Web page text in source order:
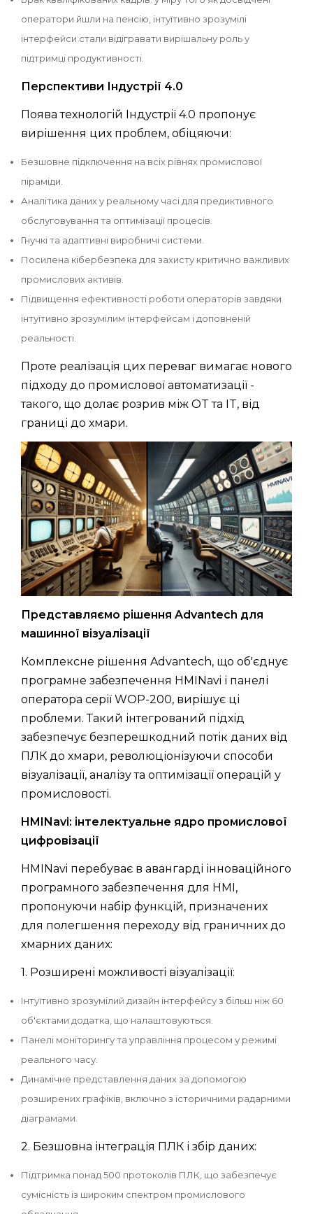
оператори йшли на пенсію, інтуїтивно зрозумілі
інтерфейси стали відігравати вирішальну роль у
підтримці продуктивності.
Перспективи Індустрії 4.0
Поява технологій Індустрії 4.0 пропонує
вирішення цих проблем, обіцяючи:
Безшовне підключення на всіх рівнях промислової
піраміди.
Аналітика даних у реальному часі для предиктивного
обслуговування та оптимізації процесів.
Гнучкі та адаптивні виробничі системи.
Посилена кібербезпека для захисту критично важливих
промислових активів.
Підвищення ефективності роботи операторів завдяки
інтуїтивно зрозумілим інтерфейсам і доповненій
реальності.
Проте реалізація цих переваг вимагає нового
підходу до промислової автоматизації -
такого, що долає розрив між OT та IT, від
границі до хмари.
Представляємо рішення Advantech для
машинної візуалізації
Комплексне рішення Advantech, що об'єднує
програмне забезпечення HMINavi і панелі
оператора серії WOP-200, вирішує ці
проблеми. Такий інтегрований підхід
забезпечує безперешкодний потік даних від
ПЛК до хмари, революціонізуючи способи
візуалізації, аналізу та оптимізації операцій у
промисловості.
HMINavi: інтелектуальне ядро промислової
цифровізації
HMINavi перебуває в авангарді інноваційного
програмного забезпечення для HMI,
пропонуючи набір функцій, призначених
для полегшення переходу від граничних до
хмарних даних:
1. Розширені можливості візуалізації:
Інтуїтивно зрозумілий дизайн інтерфейсу з більш ніж 60
об'єктами додатка, що налаштовуються.
Панелі моніторингу та управління процесом у режимі
реального часу.
Динамічне представлення даних за допомогою
розширених графіків, включно з історичними радарними
діаграмами.
2. Безшовна інтеграція ПЛК і збір даних:
Підтримка понад 500 протоколів ПЛК, що забезпечує
сумісність із широким спектром промислового